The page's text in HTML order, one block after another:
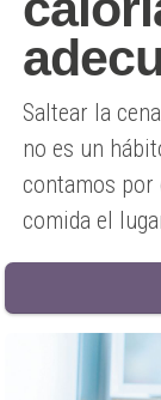
Saltear la
no es un
contamos por
comida el